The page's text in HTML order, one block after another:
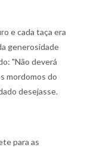
e cada taça era
generosidade
"Não deverá
mordomos do
desejasse.
para as